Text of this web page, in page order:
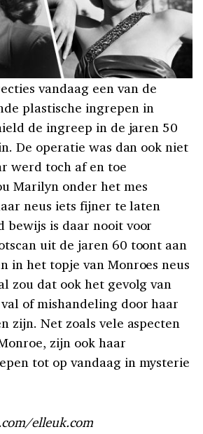
vandaag een van de
plastische ingrepen in
de ingreep in de jaren 50
De operatie was dan ook niet
werd toch af en toe
Marilyn onder het mes
neus iets fijner te laten
bewijs is daar nooit voor
uit de jaren 60 toont aan
in het topje van Monroes neus
zou dat ook het gevolg van
of mishandeling door haar
zijn. Net zoals vele aspecten
zijn ook haar
tot op vandaag in mysterie
elleuk.com